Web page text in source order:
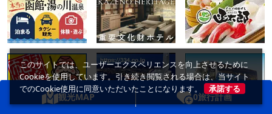
観光MAP 0旅行計画
このサイトでは、ユーザーエクスペリエンスを向上させるために
Cookieを使用しています。引き続き閲覧される場合は、当サイト
でのCookie使用に同意いただいたことになります。
承諾する